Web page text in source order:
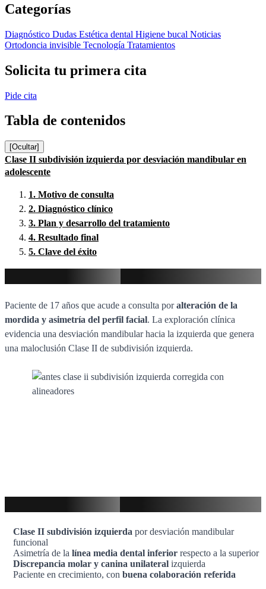
Categorías
Diagnóstico Dudas Estética dental Higiene bucal Noticias
Ortodoncia invisible Tecnología Tratamientos
Solicita tu primera cita
Pide cita
Tabla de contenidos
[Ocultar]
Clase II subdivisión izquierda por desviación mandibular en
adolescente
1. Motivo de consulta
2. Diagnóstico clínico
3. Plan y desarrollo del tratamiento
4. Resultado final
5. Clave del éxito
Paciente de 17 años que acude a consulta poralteración de la
mordida y asimetría del perfil facial. La exploración clínica
evidencia una desviación mandibular hacia la izquierda que genera
una maloclusión Clase II de subdivisión izquierda.
Clase II subdivisión izquierda por desviación mandibular
funcional
Asimetría de la línea media dental inferior respecto a la superior
Discrepancia molar y canina unilateral izquierda
Paciente en crecimiento, con buena colaboración referida